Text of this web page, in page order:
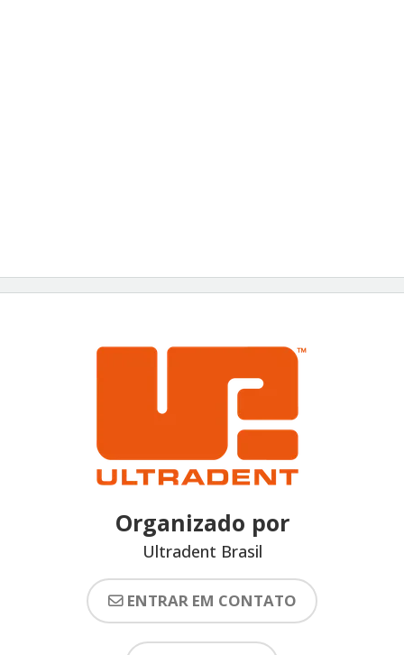
Organizado por
Ultradent Brasil
ENTRAR EM CONTATO